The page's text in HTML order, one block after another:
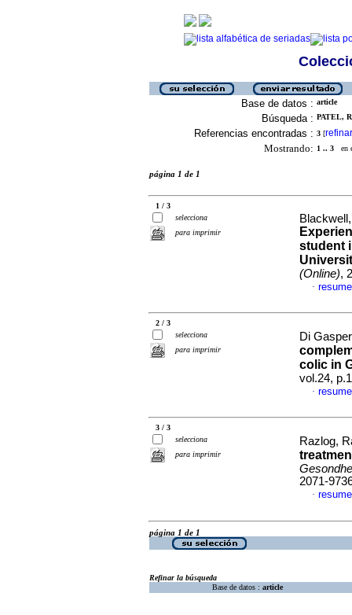
Base de datos : article
Búsqueda : PATEL,
Referencias encontradas : 3 [refinar
Mostrando: 1 .. 3 en
página 1 de 1
1 / 3
selecciona
para imprimir
student
(Online),
·
2 / 3
selecciona
para imprimir
Di
colic in
vol.24,
·
3 / 3
selecciona
para imprimir
Razlog,
2071-
·
página 1 de 1
Refinar la búsqueda
Base de datos : article